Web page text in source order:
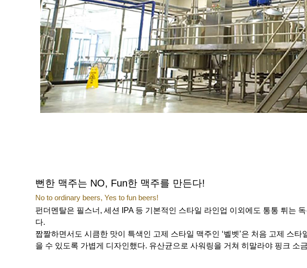
뻔한 맥주는 NO, Fun한 맥주를 만든다!
No to ordinary beers, Yes to fun beers!
펀더멘탈은 필스너, 세션 IPA 등 기본적인 스타일 라인업 이외에도 통통 튀는
다.
짭짤하면서도 시큼한 맛이 특색인 고제 스타일 맥주인 ‘벨벳’은 처음 고제 스
을 수 있도록 가볍게 디자인했다. 유산균으로 사워링을 거쳐 히말라야 핑크 소